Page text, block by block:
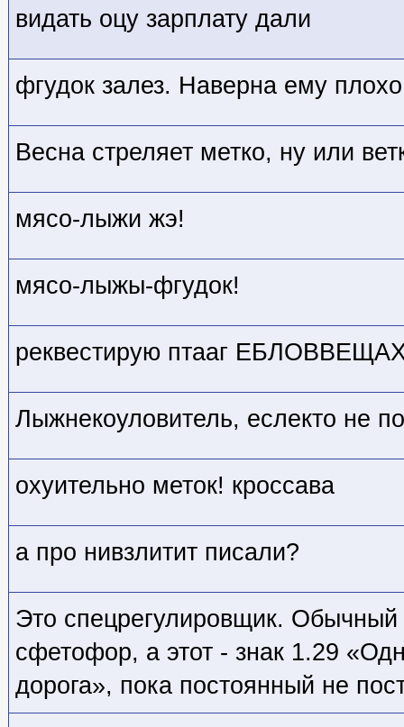
видать оцу зарплату дали
фгудок залез. Наверна ему
Весна стреляет метко, ну или
мясо-лыжи жэ!
мясо-лыжы-фгудок!
реквестирую птааг
Лыжнекоуловитель, еслекто не
охуительно меток! кроссава
а про нивзлитит писали?
Это спецрегулировщик. Обычный
сфетофор, а этот - знак 1.29
дорога», пока постоянный не